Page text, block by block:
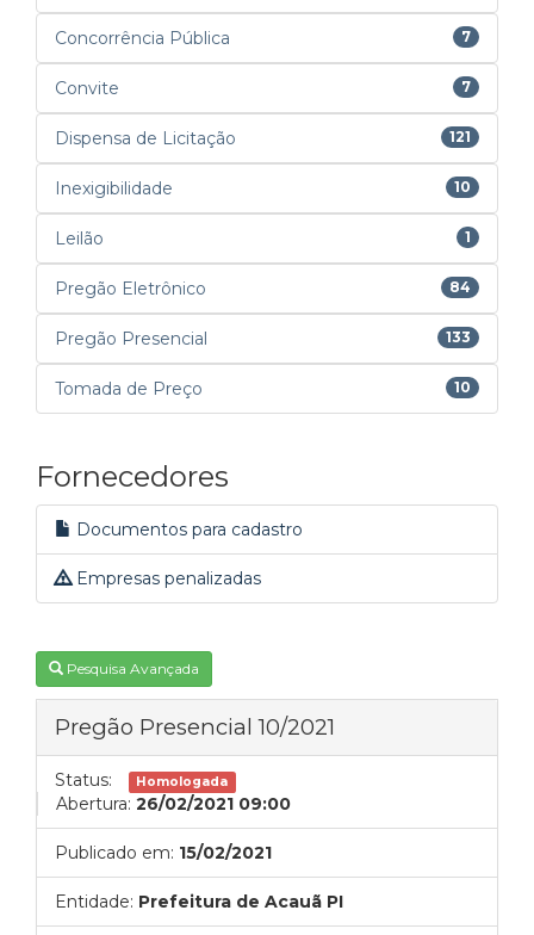
Concorrência Pública 7
Convite 7
Dispensa de Licitação 121
Inexigibilidade 10
Leilão 1
Pregão Eletrônico 84
Pregão Presencial 133
Tomada de Preço 10
Fornecedores
Documentos para cadastro
Empresas penalizadas
Pesquisa Avançada
Pregão Presencial 10/2021
Status: Homologada
Abertura: 26/02/2021 09:00
Publicado em: 15/02/2021
Entidade: Prefeitura de Acauã PI